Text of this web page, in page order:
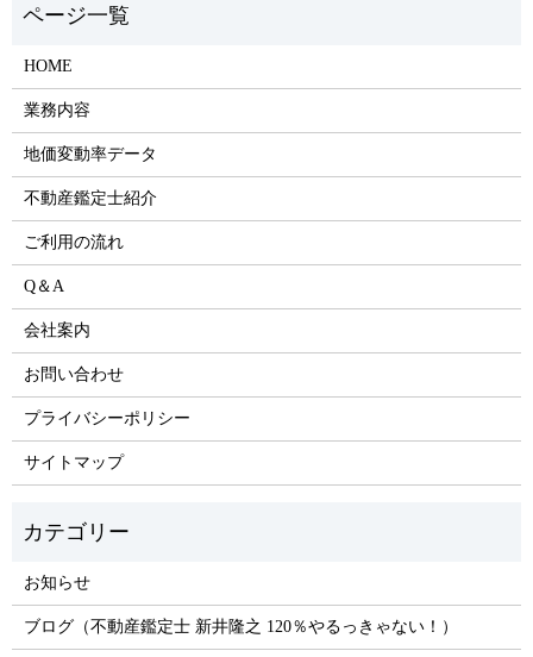
HOME
業務内容
地価変動率データ
不動産鑑定士紹介
ご利用の流れ
Q＆A
会社案内
お問い合わせ
プライバシーポリシー
サイトマップ
お知らせ
ブログ（不動産鑑定士 新井隆之 120％やるっきゃない！）